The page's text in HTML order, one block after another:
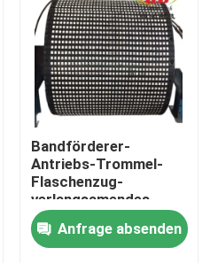
Bandförderer-
Antriebs-Trommel-
Flaschenzug-
verlangsamendes
keramischer
Gummiflaschenzug-
Zurückbleibenmaterial
Anfrage absenden